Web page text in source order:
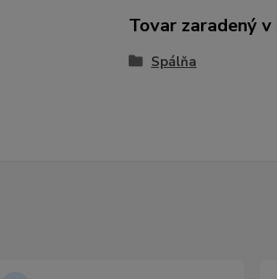
Tovar zaradený
Spálňa